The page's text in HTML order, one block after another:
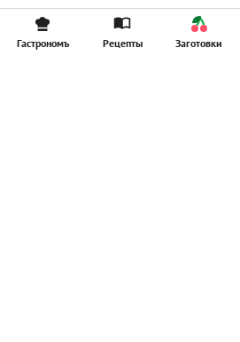
Гастрономъ Рецепты Заготовки